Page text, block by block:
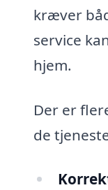
kræver
service
hjem.
Der er
de